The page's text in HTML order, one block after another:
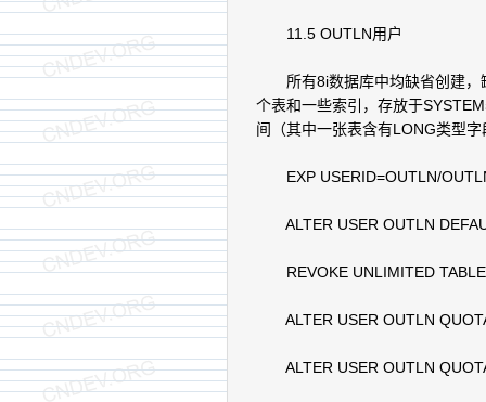
11.5 OUTLN用户
所有8i数据库中均缺省创建，
个表和一些索引，存放于
间（其中一张表含有LONG类型
EXP USERID=OUTLN/
ALTER USER OUTLN
REVOKE UNLIMITED
ALTER USER OUTLN
ALTER USER OUTLN